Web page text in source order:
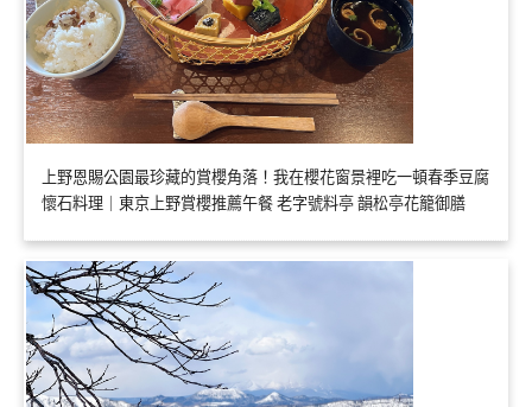
上野恩賜公園最珍藏的賞櫻角落！我在櫻花窗景裡吃一頓春季豆腐
懷石料理｜東京上野賞櫻推薦午餐 老字號料亭 韻松亭花籠御膳